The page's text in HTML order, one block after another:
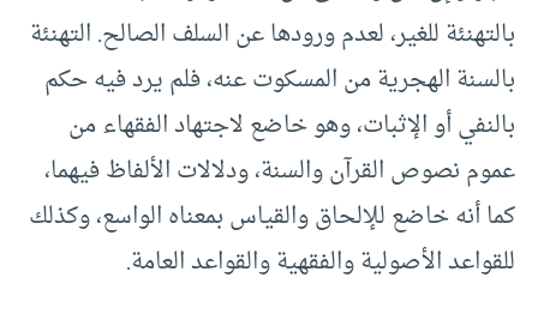
بالتهنئة للغير، لعدم ورودها عن السلف الصالح. التهنئة
بالسنة الهجرية من المسكوت عنه، فلم يرد فيه حكم
بالنفي أو الإثبات، وهو خاضع لاجتهاد الفقهاء من
عموم نصوص القرآن والسنة، ودلالات الألفاظ فيهما،
كما أنه خاضع للإلحاق والقياس بمعناه الواسع، وكذلك
للقواعد الأصولية والفقهية والقواعد العامة.